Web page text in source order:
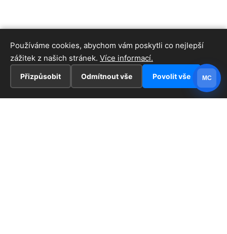
Používáme cookies, abychom vám poskytli co nejlepší
zážitek z našich stránek. Více informací.
Přizpůsobit Odmítnout vše Povolit vše MC